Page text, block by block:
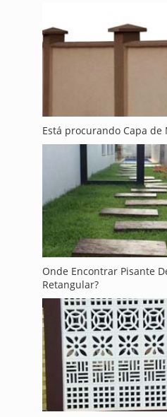
Está procurando Capa de
Onde Encontrar Pisante
Retangular?